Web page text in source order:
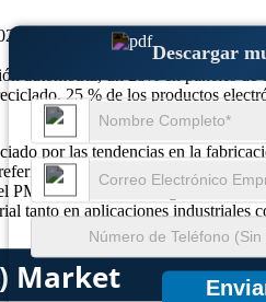
Descargar
se prevé que alcance los 6.270
automotriz, un 28% en paneles
25 % de los productos
por las tendencias en la
en más del 35% de los
está ahora integrado en
tanto en aplicaciones industriales